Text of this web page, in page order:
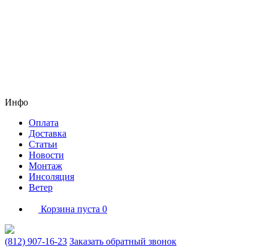
Инфо
Оплата
Доставка
Статьи
Новости
Монтаж
Инсоляция
Ветер
Корзина пуста 0
(812) 907-16-23 Заказать обратный звонок